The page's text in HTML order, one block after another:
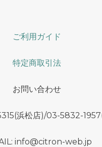
ご利用ガイド
特定商取引法
お問い合わせ
浜松店)/03-5832-
info@citron-web.jp